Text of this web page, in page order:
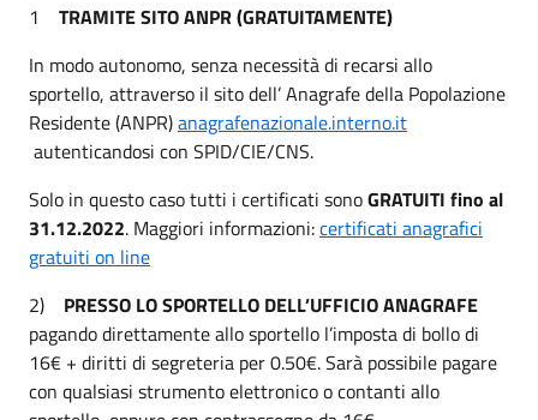
1 TRAMITE SITO ANPR (GRATUITAMENTE)
In modo autonomo, senza necessità di recarsi allo
sportello, attraverso il sito dell’ Anagrafe della Popolazione
Residente (ANPR)anagrafenazionale.interno.it
autenticandosi con SPID/CIE/CNS.
Solo in questo caso tutti i certificati sonoGRATUITI fino al
31.12.2022. Maggiori informazioni:certificati anagrafici
gratuiti on line
2) PRESSO LO SPORTELLO DELL’UFFICIO ANAGRAFE
pagando direttamente allo sportello l’imposta di bollo di
16€ + diritti di segreteria per 0.50€. Sarà possibile pagare
con qualsiasi strumento elettronico o contanti allo